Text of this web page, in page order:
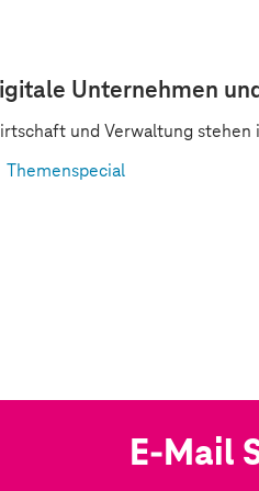
Unternehmen
und Verwaltung stehen
Themenspecial
E-Mail